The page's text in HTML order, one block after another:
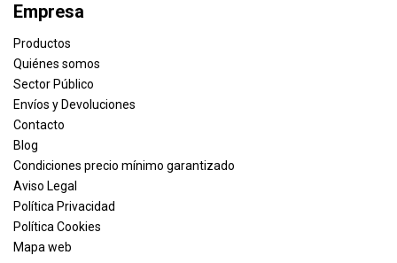
Empresa
Productos
Quiénes somos
Sector Público
Envíos y Devoluciones
Contacto
Blog
Condiciones precio mínimo garantizado
Aviso Legal
Política Privacidad
Política Cookies
Mapa web